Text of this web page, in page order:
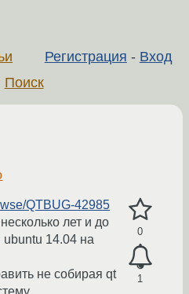
Регистрация - Вход
Поиск
0
1
QTBUG-42985
лет и до
ubuntu 14.04 на
не собирая qt